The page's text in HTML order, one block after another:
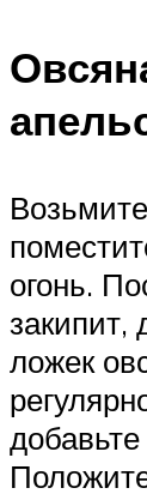
огонь.
закипит,
ложек